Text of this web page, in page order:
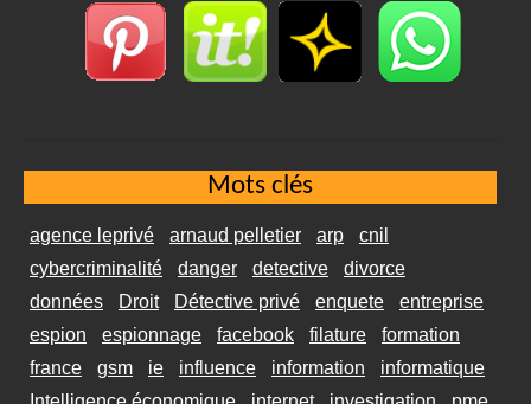
Mots clés
agence leprivé arnaud pelletier arp
cnil
cybercriminalité
danger detective
divorce
données
Droit Détective privé enquete
entreprise
espion
espionnage facebook filature
formation
france
gsm ie influence information
informatique